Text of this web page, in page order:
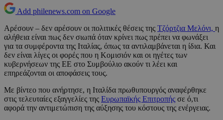
Add philenews.com on Google
Αρέσουν – δεν αρέσουν οι πολιτικές θέσεις της Τζόρτζια Μελόνι, η
αλήθεια είναι πως δεν σιωπά όταν κρίνει πως πρέπει να φωνάξει
για τα συμφέροντα της Ιταλίας, όπως τα αντιλαμβάνεται η ίδια. Και
δεν είναι λίγες οι φορές που η Κομισιόν και οι ηγέτες των
κυβερνήσεων της ΕΕ στο Συμβούλιο ακούν τι λέει και
επηρεάζονται οι αποφάσεις τους.
Με βίντεο που ανήρτησε, η Ιταλίδα πρωθυπουργός αναφέρθηκε
στις τελευταίες εξαγγελίες της Ευρωπαϊκής Επιτροπής σε ό,τι
αφορά την αντιμετώπιση της αύξησης του κόστους της ενέργειας.